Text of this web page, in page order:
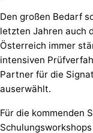
Den großen Bedarf
letzten Jahren auch
Österreich immer
intensiven
Partner für die
auserwählt.
Für die kommenden